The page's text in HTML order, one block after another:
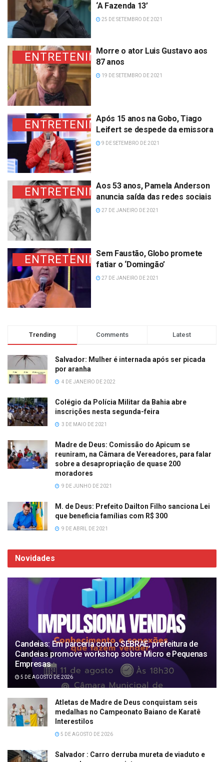
‘A Fazenda 13’
25 DE SETEMBRO DE 2021
ENTRETENIMENTOMorre o ator Luis Gustavo aos
87 anos
19 DE SETEMBRO DE 2021
ENTRETENIMENTOApós 15 anos na Gobo, Tiago
Leifert se despede da emissora
9 DE SETEMBRO DE 2021
ENTRETENIMENTOAos 53 anos, Pamela Anderson
anuncia saída das redes sociais
27 DE JANEIRO DE 2021
ENTRETENIMENTOSem Faustão, Globo promete
fatiar o ‘Domingão’
27 DE JANEIRO DE 2021
Trending Comments Latest
Salvador: Mulher é internada após ser picada
por aranha
4 DE JANEIRO DE 2022
Colégio da Polícia Militar da Bahia abre
inscrições nesta segunda-feira
3 DE MAIO DE 2021
Madre de Deus: Comissão do Apicum se
reuniram, na Câmara de Vereadores, para falar
sobre a desapropriação de quase 200
moradores
9 DE JUNHO DE 2021
M. de Deus: Prefeito Dailton Filho sanciona Lei
que beneficia famílias com R$ 300
9 DE ABRIL DE 2021
Novidades
Candeias: Em parceria com o SEBRAE, prefeitura de
Candeias promove workshop sobre Micro e Pequenas
Empresas
5 DE AGOSTO DE 2026
Atletas de Madre de Deus conquistam seis
medalhas no Campeonato Baiano de Karatê
Interestilos
5 DE AGOSTO DE 2026
Salvador : Carro derruba mureta de viaduto e